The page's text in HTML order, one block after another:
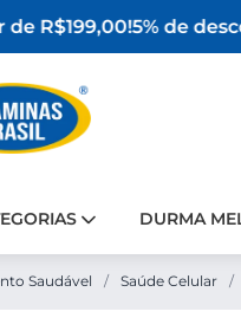
R$199,00!5% de
DURMA
Saudável / Saúde Celular /